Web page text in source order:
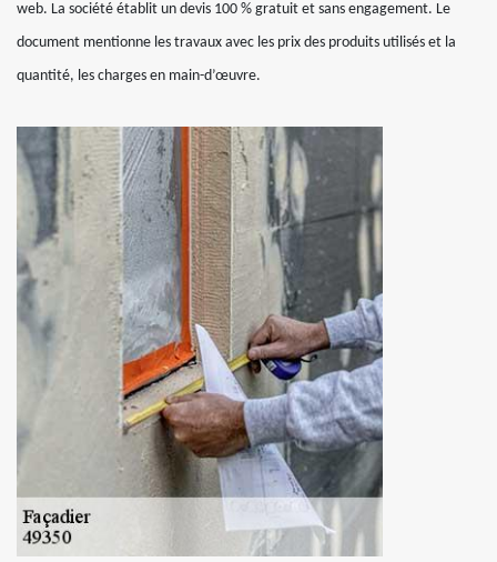
web. La société établit un devis 100 % gratuit et sans engagement. Le
document mentionne les travaux avec les prix des produits utilisés et la
quantité, les charges en main-d’œuvre.